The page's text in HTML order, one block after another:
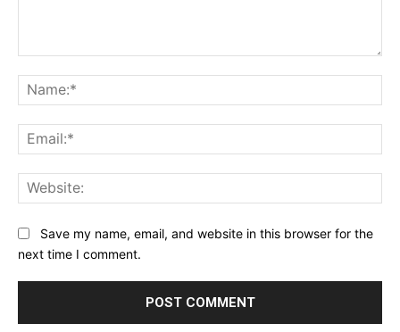
Save my name, email, and website in this browser for the
next time I comment.